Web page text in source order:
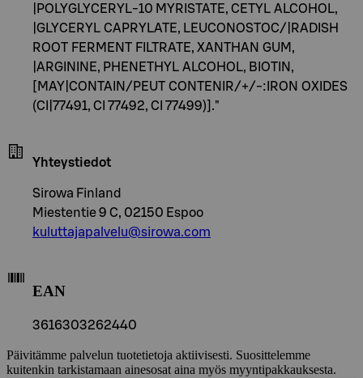
|POLYGLYCERYL-10 MYRISTATE, CETYL ALCOHOL,
|GLYCERYL CAPRYLATE, LEUCONOSTOC/|RADISH
ROOT FERMENT FILTRATE, XANTHAN GUM,
|ARGININE, PHENETHYL ALCOHOL, BIOTIN,
[MAY|CONTAIN/PEUT CONTENIR/+/-:IRON OXIDES
(CI|77491, CI 77492, CI 77499)]."
Yhteystiedot
Sirowa Finland
Miestentie 9 C, 02150 Espoo
kuluttajapalvelu@sirowa.com
EAN
3616303262440
Päivitämme palvelun tuotetietoja aktiivisesti. Suosittelemme
kuitenkin tarkistamaan ainesosat aina myös myyntipakkauksesta.